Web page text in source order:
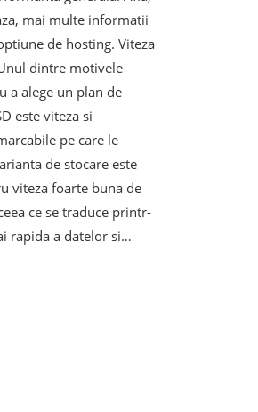
mai multe informatii
de hosting. Viteza
dintre motivele
a alege un plan de
este viteza si
pe care le
de stocare este
viteza foarte buna de
ce se traduce printr-
rapida a datelor si…